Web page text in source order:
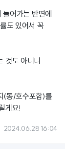
어가는 반면에
도 있어서 꼭
것도 아니니
(동/호수포함)를
게요!
2024.06.28 16:04